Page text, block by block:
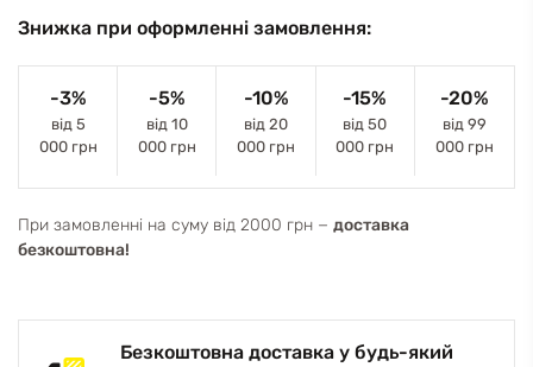
Знижка при оформленні замовлення:
-3%
від 5
000 грн
-5%
від 10
000 грн
-10%
від 20
000 грн
-15%
від 50
000 грн
-20%
від 99
000 грн
При замовленні на суму від 2000 грн − доставка
безкоштовна!
Безкоштовна доставка у будь-який